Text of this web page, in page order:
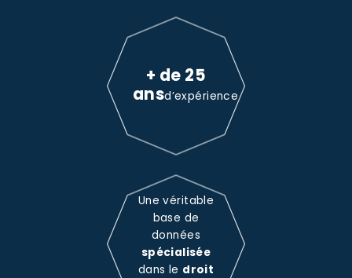
+ de 25
ansd’expérience
Une véritable
base de
données
spécialisée
dans le droit